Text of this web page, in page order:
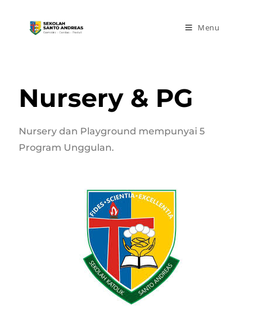
Menu
Nursery & PG
Nursery dan Playground mempunyai 5
Program Unggulan.